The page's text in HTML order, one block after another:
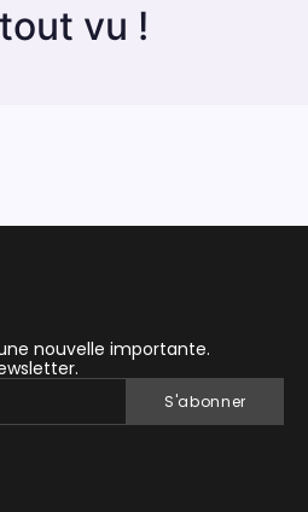
vu !
nouvelle importante.
S'abonner